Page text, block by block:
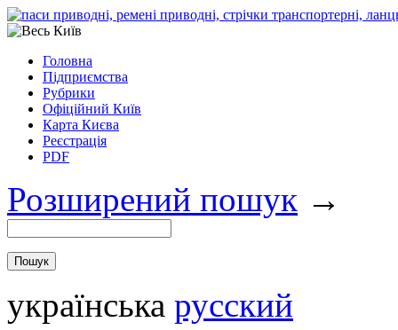
Головна
Підприємства
Рубрики
Офіційний Київ
Карта Києва
Реєстрація
PDF
Розширений пошук →
українська русский